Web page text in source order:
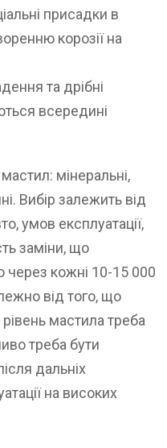
присадки в
корозії на
та дрібні
всередині
мінеральні,
Вибір залежить від
умов експлуатації,
заміни, що
через кожні 10-15 000
від того, що
мастила треба
треба бути
дальніх
на високих